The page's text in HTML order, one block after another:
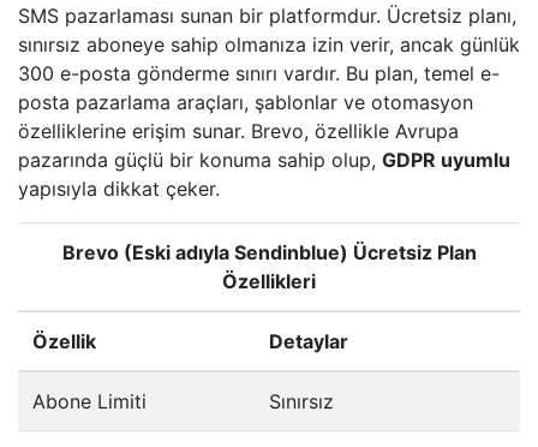
SMS pazarlaması sunan bir platformdur. Ücretsiz planı,
sınırsız aboneye sahip olmanıza izin verir, ancak günlük
300 e-posta gönderme sınırı vardır. Bu plan, temel e-
posta pazarlama araçları, şablonlar ve otomasyon
özelliklerine erişim sunar. Brevo, özellikle Avrupa
pazarında güçlü bir konuma sahip olup, GDPR uyumlu
yapısıyla dikkat çeker.
Brevo (Eski adıyla Sendinblue) Ücretsiz Plan
Özellikleri
Özellik Detaylar
Abone Limiti Sınırsız